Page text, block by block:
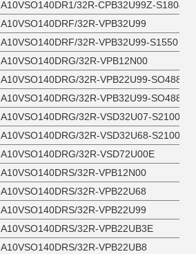
A10VSO140DR1/32R-CPB32U99Z-S1804
A10VSO140DRF/32R-VPB32U99
A10VSO140DRF/32R-VPB32U99-S1550
A10VSO140DRG/32R-VPB12N00
A10VSO140DRG/32R-VPB22U99-SO488
A10VSO140DRG/32R-VPB32U99-SO488
A10VSO140DRG/32R-VSD32U07-S2100
A10VSO140DRG/32R-VSD32U68-S2100
A10VSO140DRG/32R-VSD72U00E
A10VSO140DRS/32R-VPB12N00
A10VSO140DRS/32R-VPB22U68
A10VSO140DRS/32R-VPB22U99
A10VSO140DRS/32R-VPB22UB3E
A10VSO140DRS/32R-VPB22UB8